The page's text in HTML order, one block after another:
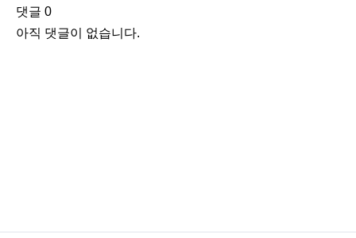
댓글 0
아직 댓글이 없습니다.